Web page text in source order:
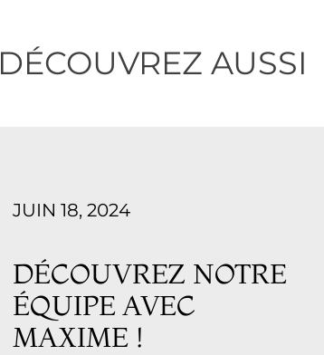
DÉCOUVREZ AUSSI
JUIN 18, 2024
DÉCOUVREZ NOTRE
ÉQUIPE AVEC
MAXIME !